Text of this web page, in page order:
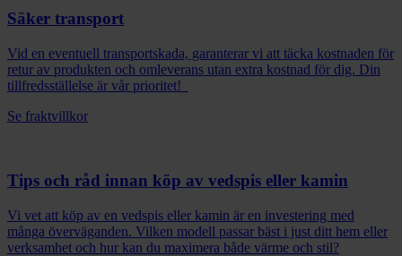
Säker transport
Vid en eventuell transportskada, garanterar vi att täcka kostnaden för
retur av produkten och omleverans utan extra kostnad för dig. Din
tillfredsställelse är vår prioritet!
Se fraktvillkor
Tips och råd innan köp av vedspis eller kamin
Vi vet att köp av en vedspis eller kamin är en investering med
många överväganden. Vilken modell passar bäst i just ditt hem eller
verksamhet och hur kan du maximera både värme och stil?